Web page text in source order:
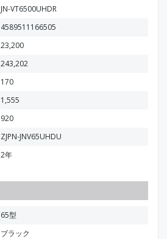
JN-VT6500UHDR
4589511166505
23,200
243,202
170
1,555
920
ZJPN-JNV65UHDU
2年
65型
ブラック